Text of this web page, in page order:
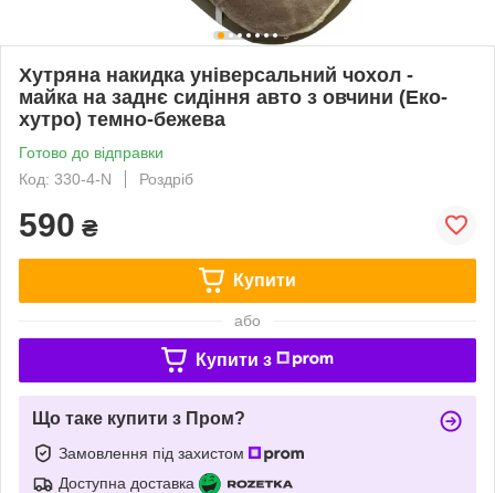
Хутряна накидка універсальний чохол -
майка на заднє сидіння авто з овчини (Еко-
хутро) темно-бежева
Готово до відправки
Код: 330-4-N
Роздріб
590 ₴
Купити
або
Купити з
Що таке купити з Пром?
Замовлення під захистом
Доступна доставка